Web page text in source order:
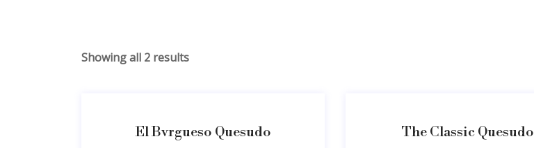
Showing all 2 results
El Bvrgueso Quesudo The Classic Quesudo